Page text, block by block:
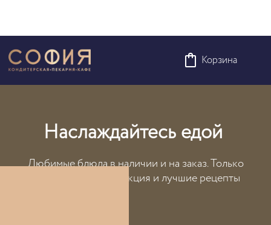
Корзина
Наслаждайтесь едой
Любимые блюда в наличии и на заказ. Только
самые свежая продукция и лучшие рецепты